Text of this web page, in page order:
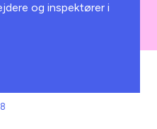
og inspektører i